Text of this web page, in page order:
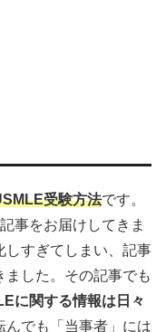
受験方法です。
事をお届けしてきま
しすぎてしまい、記事
した。その記事でも
に関する情報は日々
んでも「当事者」には